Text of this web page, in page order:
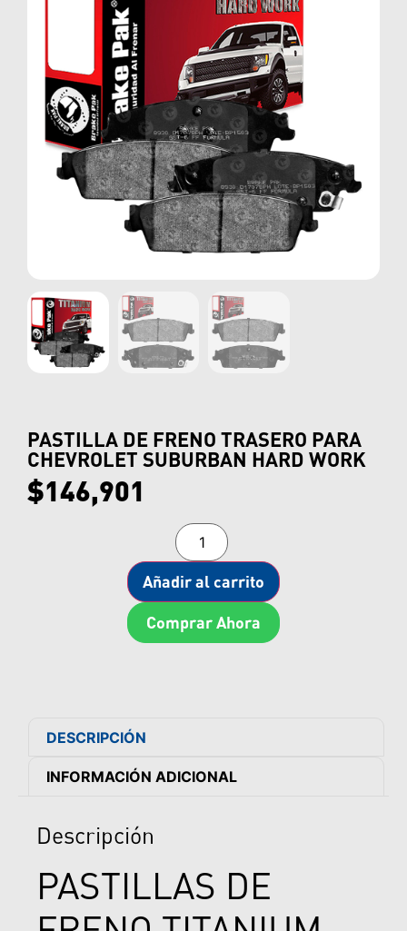
PASTILLA DE FRENO TRASERO PARA
CHEVROLET SUBURBAN HARD WORK
$146,901
Añadir al carrito
Comprar Ahora
DESCRIPCIÓN
INFORMACIÓN ADICIONAL
Descripción
PASTILLAS DE